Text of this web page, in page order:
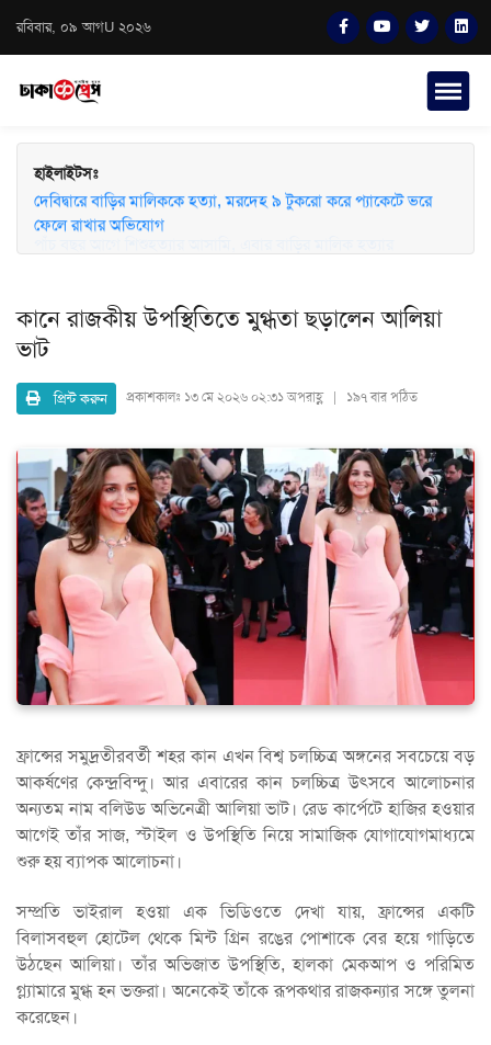
রবিবার, ০৯ আগU ২০২৬
হাইলাইটসঃ
দেবিদ্বারে বাড়ির মালিককে হত্যা, মরদেহ ৯ টুকরো করে প্যাকেটে ভরে
ফেলে রাখার অভিযোগ
কানে রাজকীয় উপস্থিতিতে মুগ্ধতা ছড়ালেন আলিয়া
ভাট
প্রিন্ট করুন প্রকাশকালঃ ১৩ মে ২০২৬ ০২:৩১ অপরাহ্ণ | ১৯৭ বার পঠিত
ফ্রান্সের সমুদ্রতীরবর্তী শহর কান এখন বিশ্ব চলচ্চিত্র অঙ্গনের সবচেয়ে বড়
আকর্ষণের কেন্দ্রবিন্দু। আর এবারের কান চলচ্চিত্র উৎসবে আলোচনার
অন্যতম নাম বলিউড অভিনেত্রী আলিয়া ভাট। রেড কার্পেটে হাজির হওয়ার
আগেই তাঁর সাজ, স্টাইল ও উপস্থিতি নিয়ে সামাজিক যোগাযোগমাধ্যমে
শুরু হয় ব্যাপক আলোচনা।
সম্প্রতি ভাইরাল হওয়া এক ভিডিওতে দেখা যায়, ফ্রান্সের একটি
বিলাসবহুল হোটেল থেকে মিন্ট গ্রিন রঙের পোশাকে বের হয়ে গাড়িতে
উঠছেন আলিয়া। তাঁর অভিজাত উপস্থিতি, হালকা মেকআপ ও পরিমিত
গ্ল্যামারে মুগ্ধ হন ভক্তরা। অনেকেই তাঁকে রূপকথার রাজকন্যার সঙ্গে তুলনা
করেছেন।